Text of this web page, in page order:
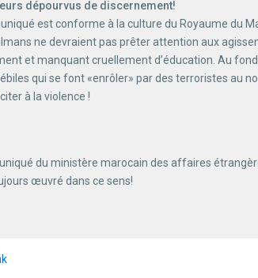
dépourvus de discernement!
est conforme à la culture du Royaume du
ne devraient pas prêter attention aux
et manquant cruellement d’éducation. Au
qui se font «enrôler» par des terroristes au
à la violence !
du ministère marocain des affaires
œuvré dans ce sens!